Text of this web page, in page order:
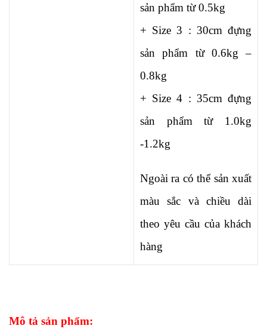
sản phẩm từ 0.5kg
+ Size 3 : 30cm đựng
sản phẩm từ 0.6kg –
0.8kg
+ Size 4 : 35cm đựng
sản phẩm từ 1.0kg
-1.2kg
Ngoài ra có thể sản xuất
màu sắc và chiều dài
theo yêu cầu của khách
hàng
Mô tả sản phẩm: